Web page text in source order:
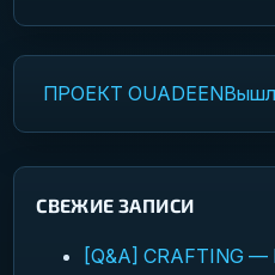
Навигация по
ПРОЕКТ OUADEEN
СВЕЖИЕ ЗАПИСИ
[Q&A] CRAFTING